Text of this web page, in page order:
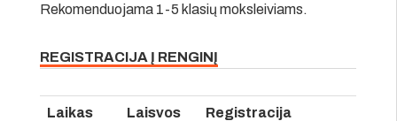
Rekomenduojama 1-5 klasių moksleiviams.
REGISTRACIJA Į RENGINĮ
Laikas
Laisvos
Registracija